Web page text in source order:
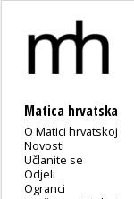
Matica hrvatska
O Matici hrvatskoj
Novosti
Učlanite se
Odjeli
Ogranci